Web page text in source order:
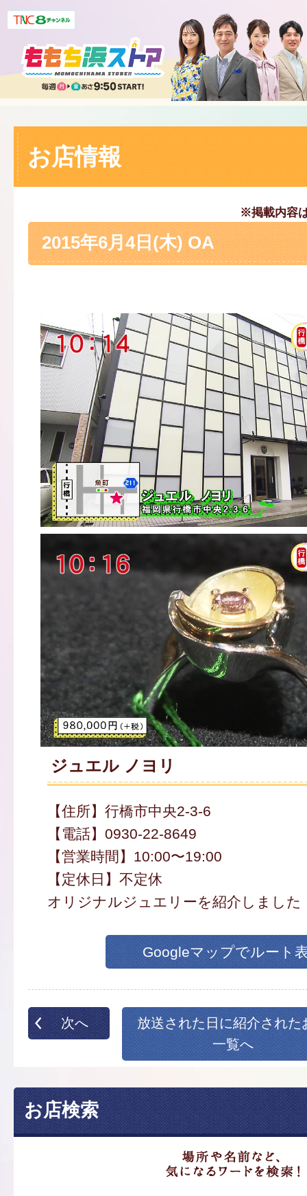
お店情報
※掲載内容
2015年6月4日(木) OA
ジュエル ノヨリ
【住所】行橋市中央2-3-6
【電話】0930-22-8649
【営業時間】10:00〜19:00
【定休日】不定休
オリジナルジュエリーを紹介しました
Googleマップでルート
次へ
放送された日に紹介された
一覧へ
お店検索